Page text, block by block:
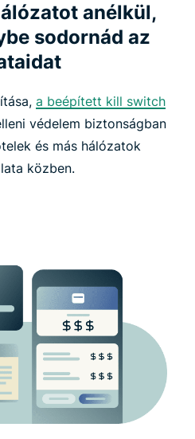
anélkül,
sodornád az
a beépített kill switch
védelem biztonságban
és más hálózatok
közben.